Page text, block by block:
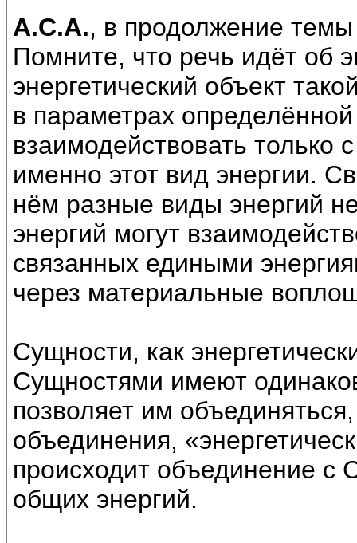
А.С.А., в продолжение
Помните, что речь идёт об
энергетический объект
в параметрах
взаимодействовать
именно этот вид энергии.
нём разные виды энергий
энергий могут
связанных едиными
через материальные
Сущности, как
Сущностями имеют
позволяет им
объединения,
происходит объединение с
общих энергий.